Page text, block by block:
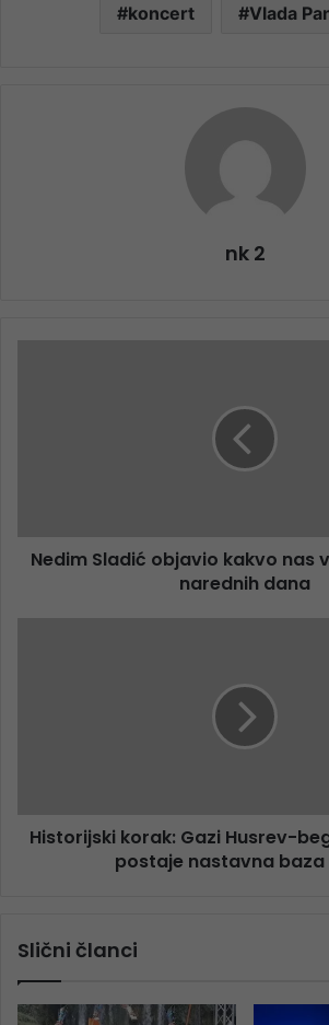
koncert Vlada
nk 2
Nedim Sladić objavio kakvo nas
narednih dana
Historijski korak: Gazi Husrev-
postaje nastavna baza
Slični članci